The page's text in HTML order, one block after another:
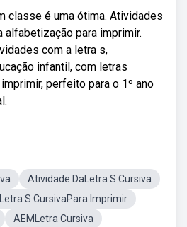
classe é uma ótima. Atividades
alfabetização para imprimir.
com a letra s,
infantil, com letras
perfeito para o 1º ano
Atividade DaLetra S Cursiva
Letra S CursivaPara Imprimir
AEMLetra Cursiva